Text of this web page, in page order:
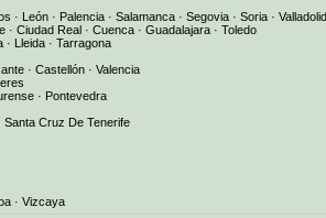
· León · Palencia · Salamanca · Segovia · Soria · Valladolid
· Ciudad Real · Cuenca · Guadalajara · Toledo
· Lleida · Tarragona
· Castellón · Valencia
· Pontevedra
Santa Cruz De Tenerife
· Vizcaya